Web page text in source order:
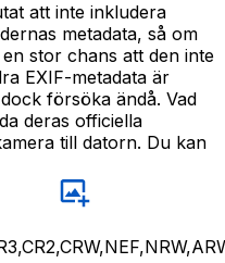
att inte inkludera
metadata, så om
stor chans att den inte
EXIF-metadata är
försöka ändå. Vad
deras officiella
till datorn. Du kan